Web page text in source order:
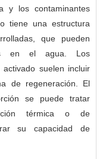
y los contaminantes
tiene una estructura
que pueden
en el agua. Los
suelen incluir
de regeneración. El
se puede tratar
térmica o de
su capacidad de